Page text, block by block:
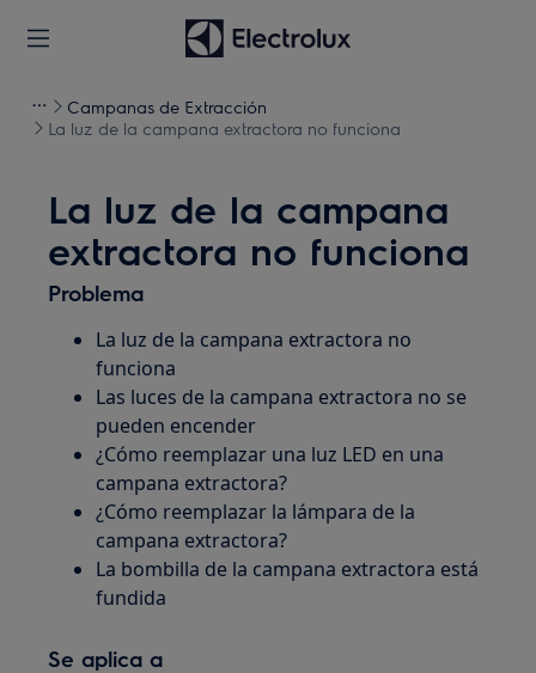
Campanas de Extracción
La luz de la campana extractora no funciona
La luz de la campana
extractora no funciona
Problema
La luz de la campana extractora no
funciona
Las luces de la campana extractora no se
pueden encender
¿Cómo reemplazar una luz LED en una
campana extractora?
¿Cómo reemplazar la lámpara de la
campana extractora?
La bombilla de la campana extractora está
fundida
Se aplica a